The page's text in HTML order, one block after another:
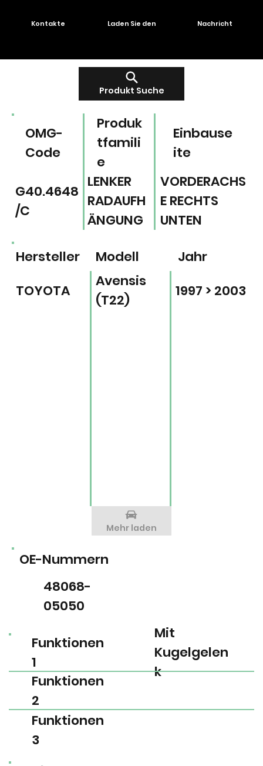
Produkt Suche
Kontakte Laden Sie den Nachricht
Funktionen
1
Funktionen
2
Funktionen
3
Mit
Kugelgelen
k
Einbause
ite
Produk
tfamili
e
OMG-
Code
VORDERACHS
E RECHTS
UNTEN
LENKER
RADAUFH
ÄNGUNG
G40.4648
/C
OE-Nummern
48068-
05050
Modell Jahr
Hersteller
TOYOTA
Avensis
(T22)
1997 > 2003
Mehr laden